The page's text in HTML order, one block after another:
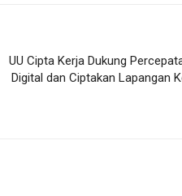
UU Cipta Kerja Dukung
Digital dan Ciptakan Lapangan